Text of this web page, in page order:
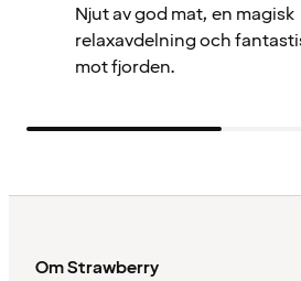
Njut av god mat, en magisk
relaxavdelning och
mot fjorden.
Om Strawberry